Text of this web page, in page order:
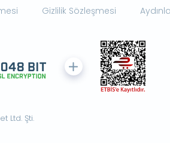
Gizlilik Sözleşmesi
Ltd. Şti.